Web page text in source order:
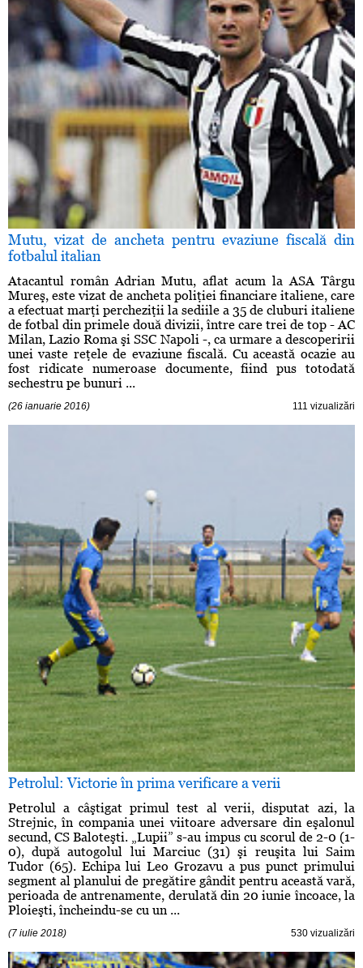
Mutu, vizat de ancheta pentru evaziune fiscală din
fotbalul italian
Atacantul român Adrian Mutu, aflat acum la ASA Târgu
Mureş, este vizat de ancheta poliţiei financiare italiene, care
a efectuat marţi percheziţii la sediile a 35 de cluburi italiene
de fotbal din primele două divizii, între care trei de top - AC
Milan, Lazio Roma şi SSC Napoli -, ca urmare a descoperirii
unei vaste reţele de evaziune fiscală. Cu această ocazie au
fost ridicate numeroase documente, fiind pus totodată
sechestru pe bunuri ...
(26 ianuarie 2016) 111 vizualizări
Petrolul: Victorie în prima verificare a verii
Petrolul a câştigat primul test al verii, disputat azi, la
Strejnic, în compania unei viitoare adversare din eşalonul
secund, CS Baloteşti. „Lupii” s-au impus cu scorul de 2-0 (1-
0), după autogolul lui Marciuc (31) şi reuşita lui Saim
Tudor (65). Echipa lui Leo Grozavu a pus punct primului
segment al planului de pregătire gândit pentru această vară,
perioada de antrenamente, derulată din 20 iunie încoace, la
Ploieşti, încheindu-se cu un ...
(7 iulie 2018) 530 vizualizări